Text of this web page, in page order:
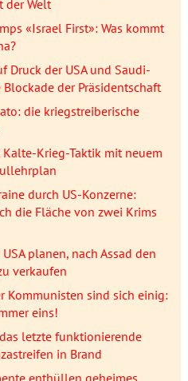
der Welt
«Israel First»: Was kommt
Druck der USA und Saudi-
der Präsidentschaft
die kriegstreiberische
Krieg-Taktik mit neuem
durch US-Konzerne:
die Fläche von zwei Krims
planen, nach Assad den
verkaufen
Kommunisten sind sich einig:
eins!
letzte funktionierende
in Brand
enthüllen geheimes